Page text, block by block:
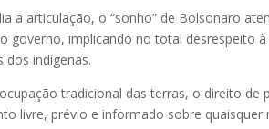
a articulação, o “sonho” de Bolsonaro
governo, implicando no total desrespeito
dos indígenas.
tradicional das terras, o direito
livre, prévio e informado sobre